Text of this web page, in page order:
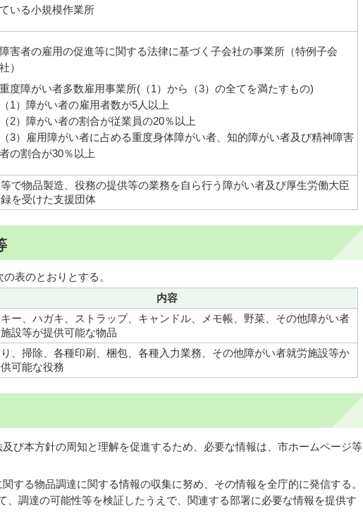
ている小規模作業所
障害者の雇用の促進等に関する法律に基づく子会社の事業所（特例子会
社）
重度障がい者多数雇用事業所(（1）から（3）の全てを満たすもの)
（1）障がい者の雇用者数が5人以上
（2）障がい者の割合が従業員の20％以上
（3）雇用障がい者に占める重度身体障がい者、知的障がい者及び精神障害
者の割合が30％以上
で物品製造、役務の提供等の業務を自ら行う障がい者及び厚生労働大臣
を受けた支援団体
表のとおりとする。
内容
ー、ハガキ、ストラップ、キャンドル、メモ帳、野菜、その他障がい者
設等が提供可能な物品
、掃除、各種印刷、梱包、各種入力業務、その他障がい者就労施設等か
可能な役務
及び本方針の周知と理解を促進するため、必要な情報は、市ホームページ等
関する物品調達に関する情報の収集に努め、その情報を全庁的に発信する。
、調達の可能性等を検証したうえで、関連する部署に必要な情報を提供す